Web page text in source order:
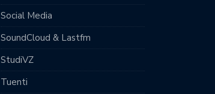
Social Media
SoundCloud & Lastfm
StudiVZ
Tuenti